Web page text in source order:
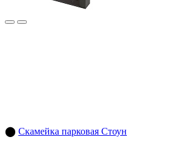
⬤ Скамейка парковая Стоун